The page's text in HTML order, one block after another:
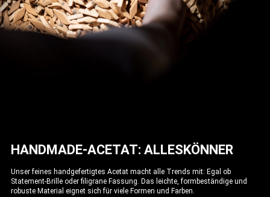
HANDMADE-ACETAT: ALLESKÖNNER
Unser feines handgefertigtes Acetat macht alle Trends mit: Egal ob
Statement-Brille oder filigrane Fassung. Das leichte, formbeständige und
robuste Material eignet sich für viele Formen und Farben.